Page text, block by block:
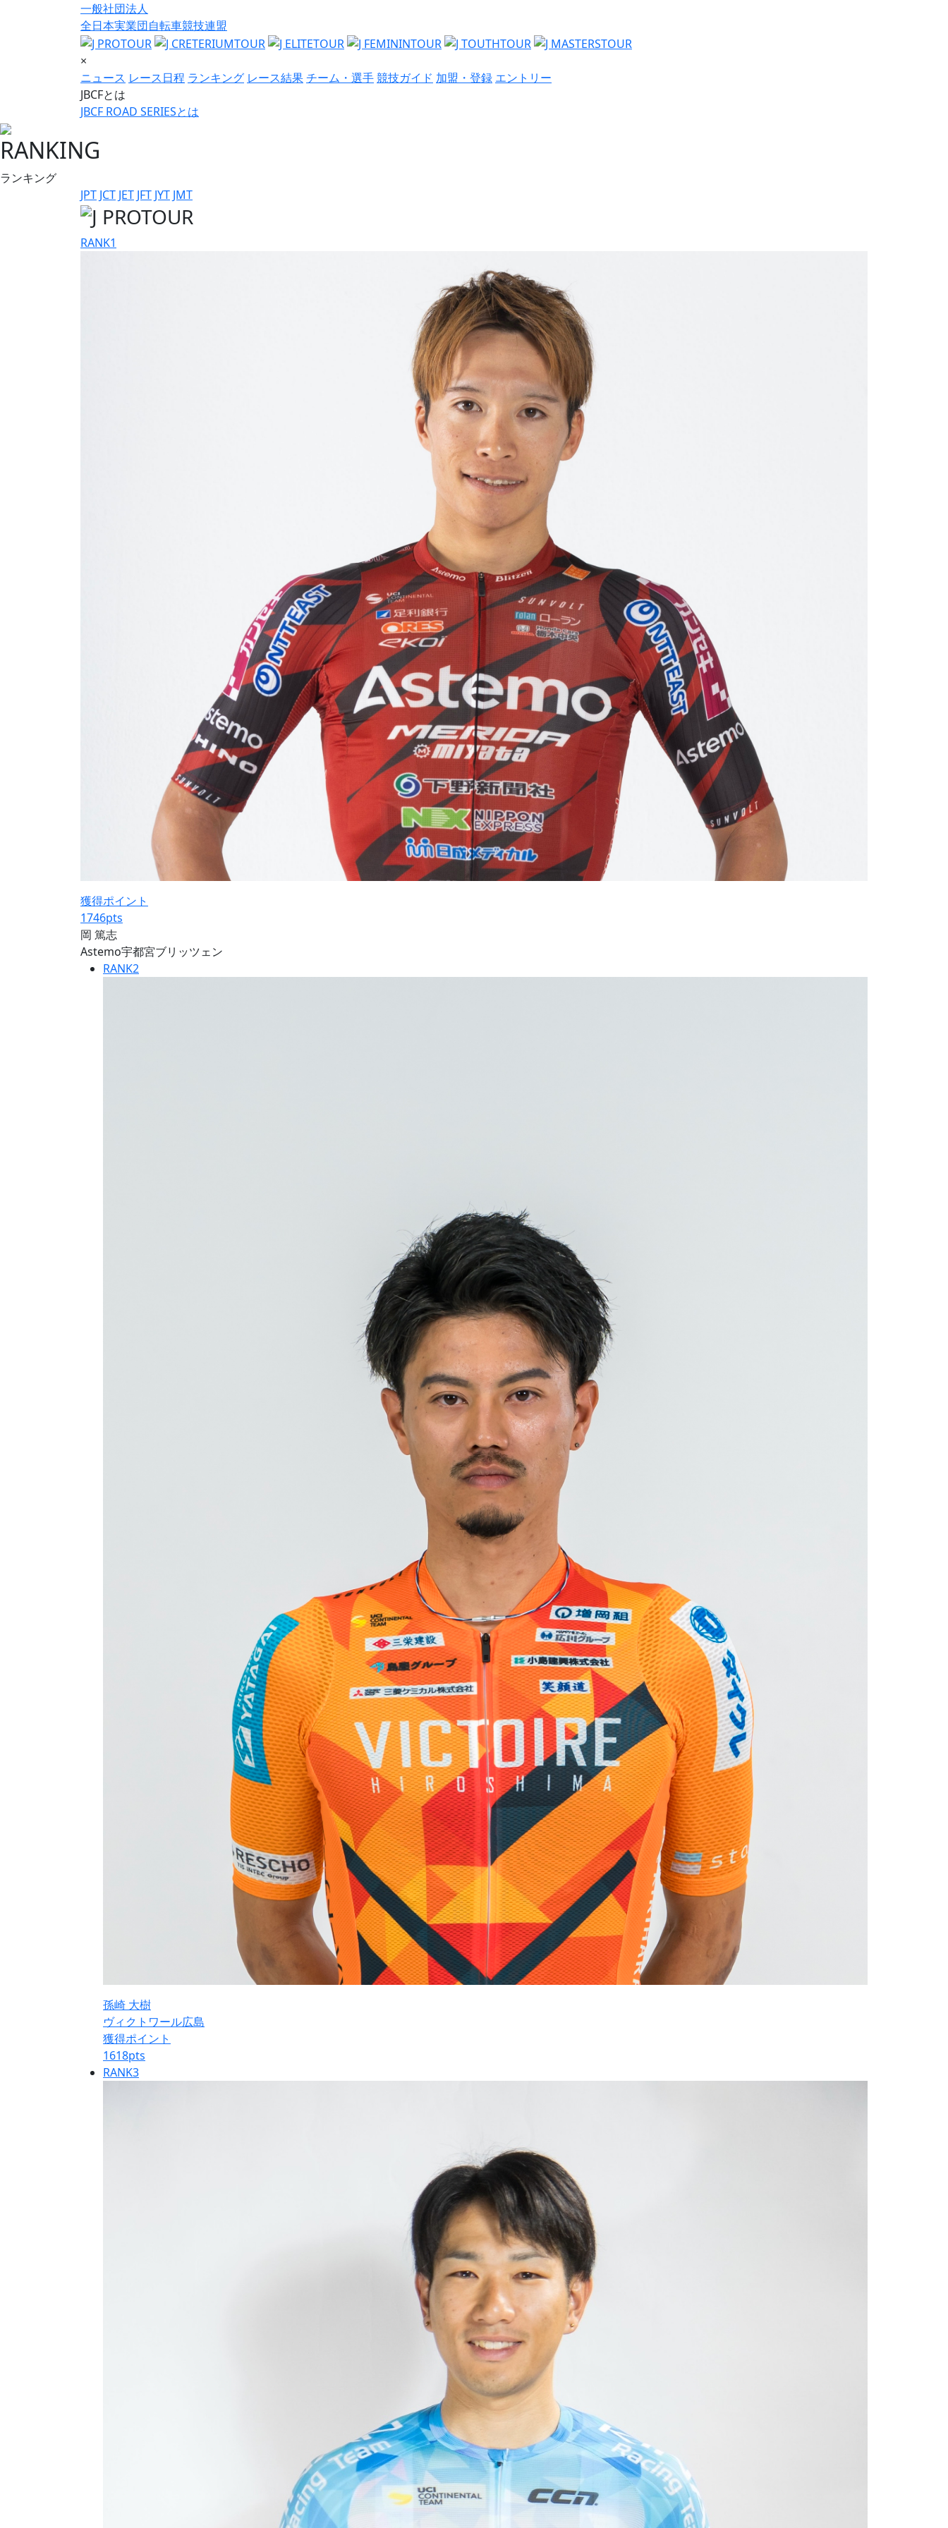
一般社団法人
全日本実業団自転車競技連盟
×
ニュース レース日程 ランキング レース結果チーム・選手競技ガイド 加盟・登録 エントリー
JBCFとは
JBCF ROAD SERIESとは
RANKING
ランキング
JPT JCT JET JFT JYT JMT
RANK1
獲得ポイント
1746pts
岡 篤志
Astemo宇都宮ブリッツェン
RANK2
孫崎 大樹
ヴィクトワール広島
獲得ポイント
1618pts
RANK3